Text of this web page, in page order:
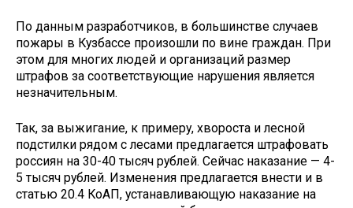
По данным разработчиков, в большинстве случаев
пожары в Кузбассе произошли по вине граждан. При
этом для многих людей и организаций размер
штрафов за соответствующие нарушения является
незначительным.
Так, за выжигание, к примеру, хвороста и лесной
подстилки рядом с лесами предлагается штрафовать
россиян на 30-40 тысяч рублей. Сейчас наказание — 4-
5 тысяч рублей. Изменения предлагается внести и в
статью 20.4 КоАП, устанавливающую наказание на